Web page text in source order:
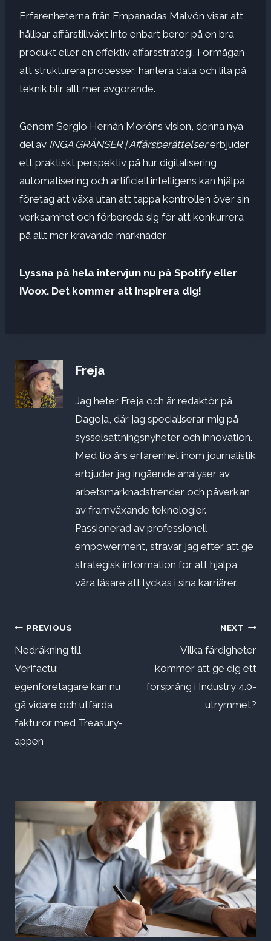
Erfarenheterna från Empanadas Malvón visar att
hållbar affärstillväxt inte enbart beror på en bra
produkt eller en effektiv affärsstrategi. Förmågan
att strukturera processer, hantera data och lita på
teknik blir allt mer avgörande.
Genom Sergio Hernán Moróns vision, denna nya
del av INGA GRÄNSER | Affärsberättelsererbjuder
ett praktiskt perspektiv på hur digitalisering,
automatisering och artificiell intelligens kan hjälpa
företag att växa utan att tappa kontrollen över sin
verksamhet och förbereda sig för att konkurrera
på allt mer krävande marknader.
Lyssna på hela intervjun nu på Spotify eller
iVoox. Det kommer att inspirera dig!
Freja
Jag heter Freja och är redaktör på
Dagoja, där jag specialiserar mig på
sysselsättningsnyheter och innovation.
Med tio års erfarenhet inom journalistik
erbjuder jag ingående analyser av
arbetsmarknadstrender och påverkan
av framväxande teknologier.
Passionerad av professionell
empowerment, strävar jag efter att ge
strategisk information för att hjälpa
våra läsare att lyckas i sina karriärer.
Inläggsnavigering
PREVIOUS
Nedräkning till
Verifactu:
egenföretagare kan nu
gå vidare och utfärda
fakturor med Treasury-
appen
NEXT
Vilka färdigheter
kommer att ge dig ett
försprång i Industry 4.0-
utrymmet?